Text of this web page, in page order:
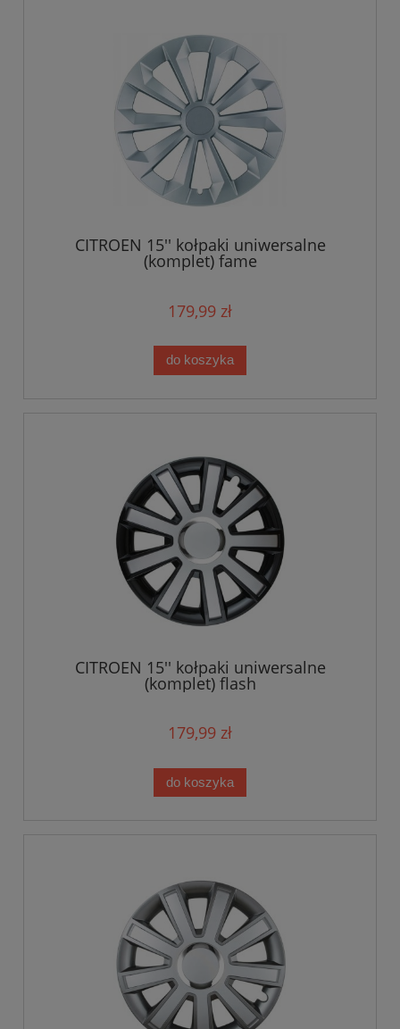
CITROEN 15'' kołpaki uniwersalne
(komplet) fame
179,99 zł
do koszyka
CITROEN 15'' kołpaki uniwersalne
(komplet) flash
179,99 zł
do koszyka